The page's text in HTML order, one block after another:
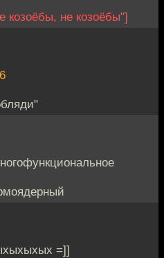
козоёбы, не козоёбы"]
=]]